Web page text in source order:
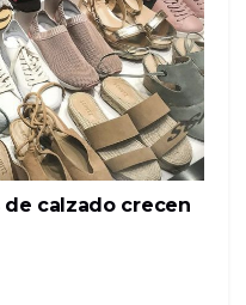
de calzado crecen